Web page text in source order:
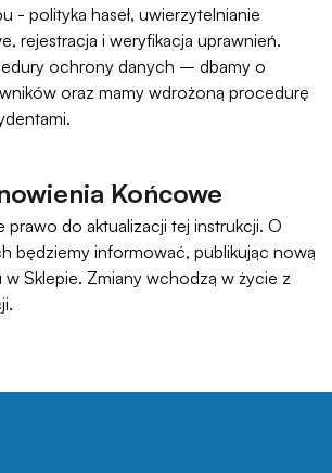
- polityka haseł, uwierzytelnianie
rejestracja i weryfikacja uprawnień.
ochrony danych – dbamy o
oraz mamy wdrożoną procedurę
Końcowe
prawo do aktualizacji tej instrukcji. O
będziemy informować, publikując nową
Sklepie. Zmiany wchodzą w życie z